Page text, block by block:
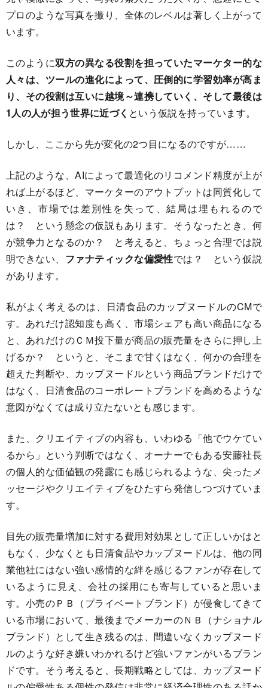
プロのような写真を撮り、全体のレベルは著しく上がって
います。
このように双方の異なる役割を担っていたマーケター的な
人々は、ツールの進化によって、圧倒的に学習効率が高ま
り、その役割は互いに越境～連携していく、そして最後は
1人の人が担う世界に近づく という仮説を持っています。
しかし、ここから先が変化の2つ目になるのですが……
上記のような、AIによって最適化のリコメンド精度が上が
れば上がるほど、マーケターのアウトプットは同質化して
いき、市場では差別性を失って、結局は埋もれるので
は？ という懸念の仮説もあります。そうなったとき、何
が競争力となるのか？ と考えると、ちょっと合理では説
明できない、 ファナティックな偏愛性では？ という仮説
があります。
私がよく考えるのは、日清食品のカップヌードルのCMで
す。あれだけ認知度も高く、市場シェアも高い商品になる
と、あれだけのＣＭ投下量が商品の販売量をさらに押し上
げるか？ というと、そこまで甘くはなく、何かの合理を
超えた判断や、カップヌードルという商品ブランドだけで
はなく、日清食品のコーポレートブランドを高めるような
意図がなくては成り立たないとも感じます。
また、クリエイティブの内容も、いわゆる「他でウケてい
るから」という判断ではなく、オーナーでもある安藤社長
の個人的な価値観の発露にも感じられるような、尖ったメ
ッセージやクリエイティブをひたすら発信しつづけていま
す。
目先の販売量増加に対する費用対効果として正しいかはと
もなく、少なくとも日清食品やカップヌードルは、他の同
業他社にはない強い感情的な絆を感じるファンが存在して
いるように見え、会社の採用にも寄与していると思いま
す。小売のＰＢ（プライベートブランド）が侵食してきて
いる市場において、最後までメーカーのＮＢ（ナショナル
ブランド）として生き残るのは、間違いなくカップヌード
ルのような好き嫌いわかれるけど強いファンがいるブラン
ドです。そう考えると、長期戦略としては、カップヌード